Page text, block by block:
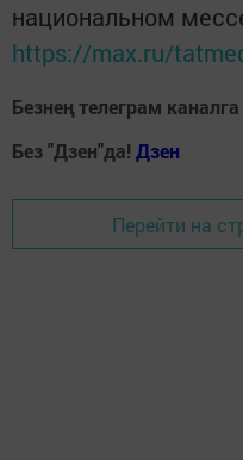
национальном
https://max.ru/
Безнең телеграм
Без "Дзен"да! Дзен
Перейти на